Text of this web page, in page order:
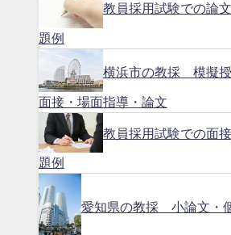
教員採用試験での論
題例
横浜市の教採 模擬授
面接・場面指導・論文
教員採用試験での面
題例
愛知県の教採 小論文・